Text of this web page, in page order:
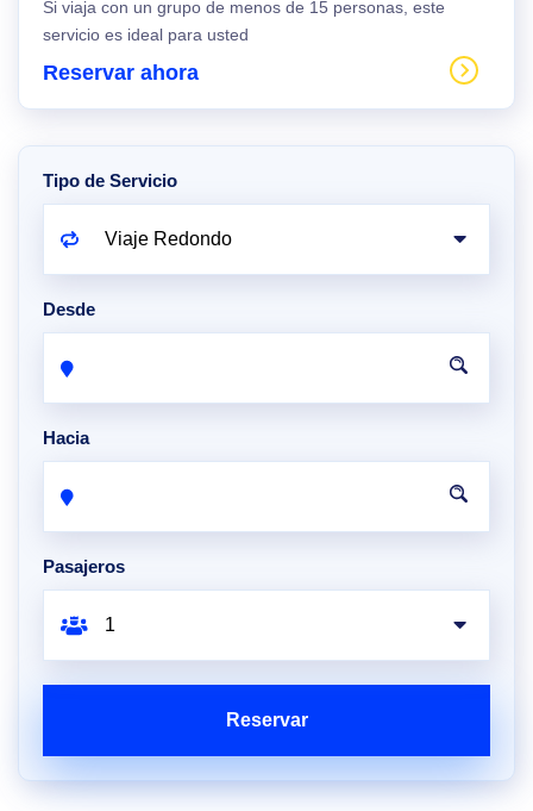
Si viaja con un grupo de menos de 15 personas, este
servicio es ideal para usted
Reservar ahora
Tipo de Servicio
Desde
Hacia
Pasajeros
Reservar